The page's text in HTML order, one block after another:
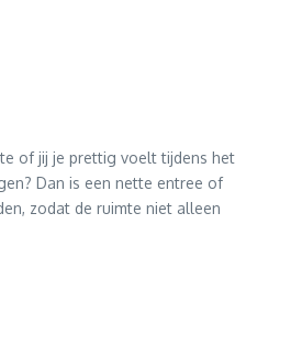
of jij je prettig voelt tijdens het
Dan is een nette entree of
zodat de ruimte niet alleen